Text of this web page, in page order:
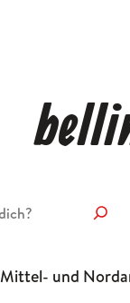
Mittel- und